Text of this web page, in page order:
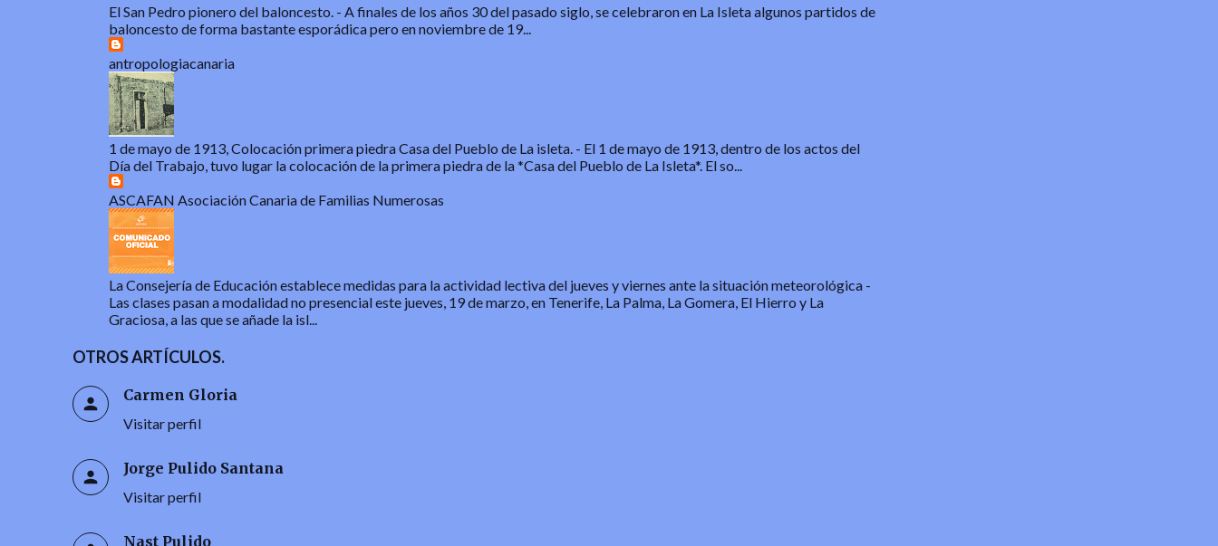
El San Pedro pionero del baloncesto. - A finales de los años 30 del pasado siglo, se celebraron en La Isleta algunos partidos de
baloncesto de forma bastante esporádica pero en noviembre de 19...
antropologiacanaria
1 de mayo de 1913, Colocación primera piedra Casa del Pueblo de La isleta. - El 1 de mayo de 1913, dentro de los actos del
Día del Trabajo, tuvo lugar la colocación de la primera piedra de la *Casa del Pueblo de La Isleta*. El so...
ASCAFAN Asociación Canaria de Familias Numerosas
La Consejería de Educación establece medidas para la actividad lectiva del jueves y viernes ante la situación meteorológica -
Las clases pasan a modalidad no presencial este jueves, 19 de marzo, en Tenerife, La Palma, La Gomera, El Hierro y La
Graciosa, a las que se añade la isl...
OTROS ARTÍCULOS.
Carmen Gloria
Visitar perfil
Jorge Pulido Santana
Visitar perfil
Nast Pulido